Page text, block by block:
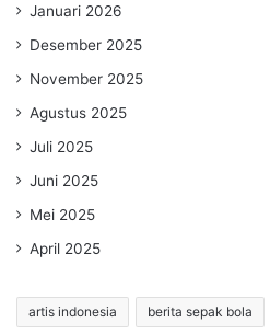
Januari 2026
Desember 2025
November 2025
Agustus 2025
Juli 2025
Juni 2025
Mei 2025
April 2025
artis indonesia berita sepak bola